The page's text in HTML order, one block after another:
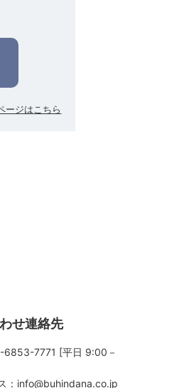
ージはこちら
せ連絡先
6853-7771 [平日 9:00－
： info@buhindana.co.jp